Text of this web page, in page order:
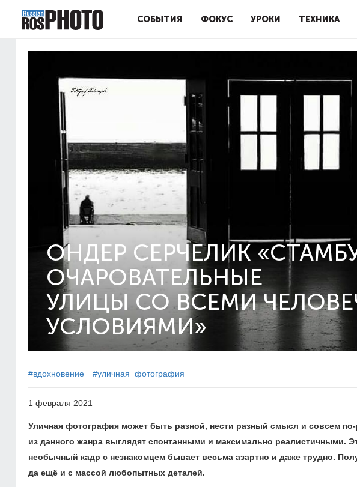
СОБЫТИЯ ФОКУС УРОКИ ТЕХНИКА
ОНДЕР СЕРЧЕЛИК
ОЧАРОВАТЕЛЬНЫЕ
УЛИЦЫ СО ВСЕМИ
УСЛОВИЯМИ»
#вдохновение #уличная_фотография
1 февраля 2021
Уличная фотография может быть разной, нести разный смысл и совсем
из данного жанра выглядят спонтанными и максимально реалистичными.
необычный кадр с незнакомцем бывает весьма азартно и даже трудно.
да ещё и с массой любопытных деталей.